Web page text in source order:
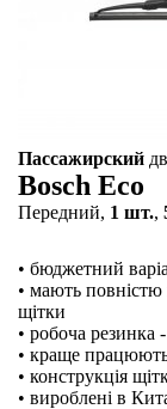
Пассажирский
Bosch Eco
Передний, 1 шт.,
• бюджетний
• мають повністю
щітки
• робоча резинка
• краще
• конструкція
• вироблені в